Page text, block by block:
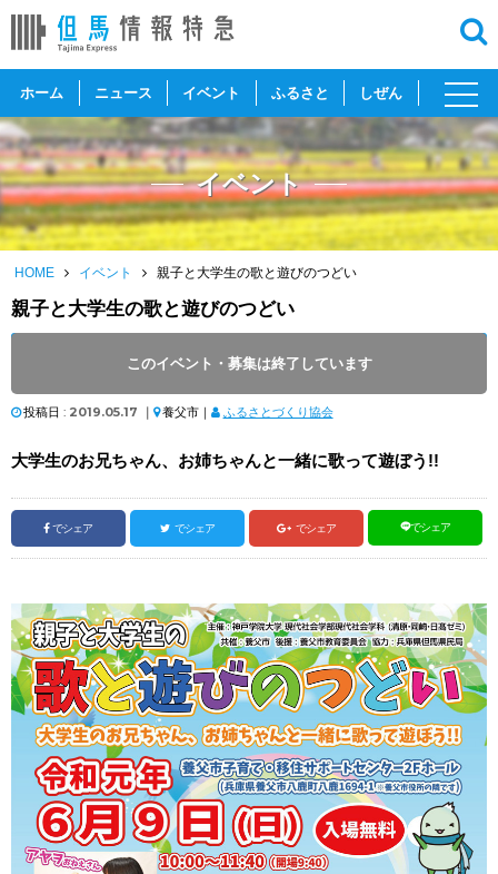
ホーム ニュース イベント ふるさと しぜん
toggle
イベント
HOME イベント 親子と大学生の歌と遊びのつどい
親子と大学生の歌と遊びのつどい
このイベント・募集は終了しています
開催時間 : 10:00 ～ 11:40
投稿日 : 2019.05.17 ｜ 養父市｜ ふるさとづくり協会
大学生のお兄ちゃん、お姉ちゃんと一緒に歌って遊ぼう!!
でシェア でシェア でシェア でシェア